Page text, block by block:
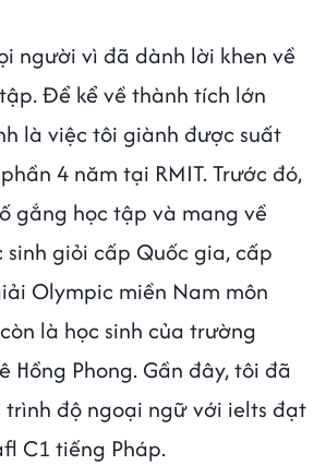
người vì đã dành lời khen về
Để kể về thành tích lớn
là việc tôi giành được suất
4 năm tại RMIT. Trước đó,
gắng học tập và mang về
sinh giỏi cấp Quốc gia, cấp
Olympic miền Nam môn
là học sinh của trường
Hồng Phong. Gần đây, tôi đã
độ ngoại ngữ với ielts đạt
C1 tiếng Pháp.